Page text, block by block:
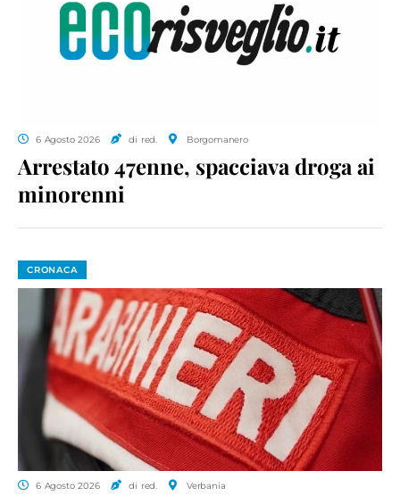
6 Agosto 2026 di red. Borgomanero
Arrestato 47enne, spacciava droga ai
minorenni
CRONACA
6 Agosto 2026 di red. Verbania